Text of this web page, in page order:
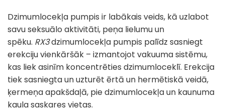
Dzimumlocekļa pumpis ir labākais veids, kā uzlabot
savu seksuālo aktivitāti, peņa lielumu un
spēku. RX3dzimumlocekļa pumpis palīdz sasniegt
erekciju vienkāršāk – izmantojot vakuuma sistēmu,
kas liek asinīm koncentrēties dzimumloceklī. Erekcija
tiek sasniegta un uzturēt ērtā un hermētiskā veidā,
ķermeņa apakšdaļā, pie dzimumlocekļa un kaunuma
kaula saskares vietas.